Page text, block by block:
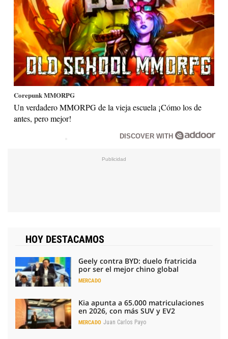
Corepunk MMORPG
Un verdadero MMORPG de la vieja escuela ¡Cómo los de
antes, pero mejor!
DISCOVER WITH
HOY DESTACAMOS
Geely contra BYD: duelo fratricida
por ser el mejor chino global
MERCADO
Kia apunta a 65.000 matriculaciones
en 2026, con más SUV y EV2
MERCADO Juan Carlos Payo